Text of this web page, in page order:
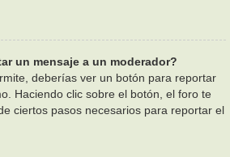
un mensaje a un moderador?
deberías ver un botón para reportar
Haciendo clic sobre el botón, el foro te
ciertos pasos necesarios para reportar el